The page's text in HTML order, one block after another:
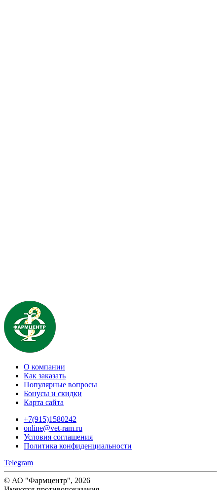
О компании
Как заказать
Популярные вопросы
Бонусы и скидки
Карта сайта
+7(915)1580242
online@vet-ram.ru
Условия соглашения
Политика конфиденциальности
Telegram
© АО "Фармцентр", 2026